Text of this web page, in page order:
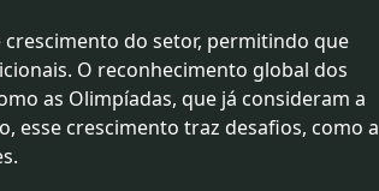
do setor, permitindo que
O reconhecimento global dos
as Olimpíadas, que já consideram a
esse crescimento traz desafios, como a